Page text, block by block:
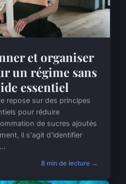
et organiser
un régime sans
essentiel
repose sur des principes
pour réduire
de sucres ajoutés
il s'agit d'identifier
8 min de lecture →